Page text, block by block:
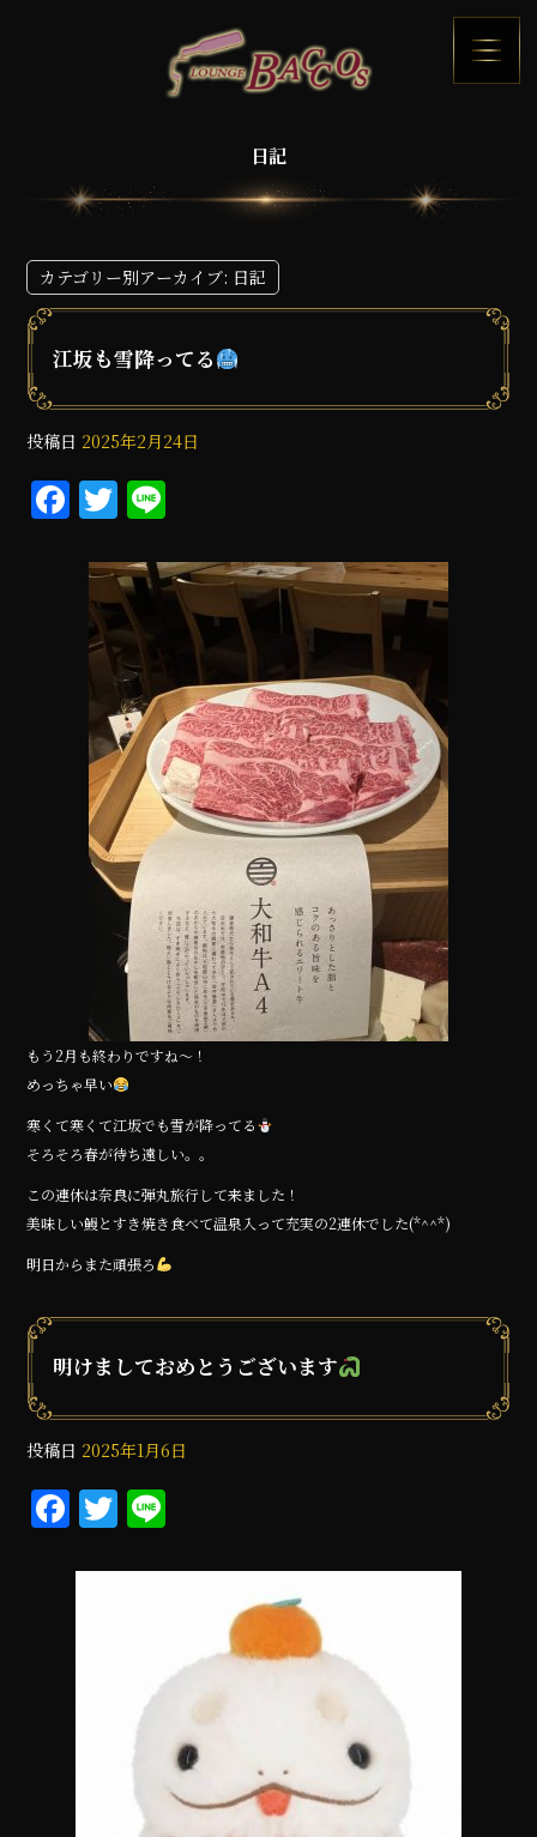
日記
カテゴリー別アーカイブ: 日記
江坂も雪降ってる
投稿日 2025年2月24日
F
c
e
b
o
o
k
T
it
te
r
e
もう2月も終わりですね〜！
めっちゃ早い
寒くて寒くて江坂でも雪が降ってる
そろそろ春が待ち遠しい。。
この連休は奈良に弾丸旅行して来ました！
美味しい鰻とすき焼き食べて温泉入って充実の2連休でした(*^^*)
明日からまた頑張ろ
明けましておめとうございます
投稿日 2025年1月6日
F
a
c
T
w
it e